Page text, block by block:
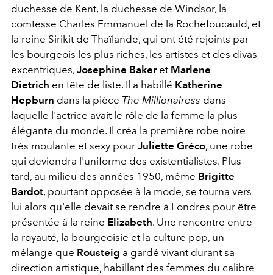
duchesse de Kent, la duchesse de Windsor, la
comtesse Charles Emmanuel de la Rochefoucauld, et
la reine Sirikit de Thaïlande, qui ont été rejoints par
les bourgeois les plus riches, les artistes et des divas
excentriques, Josephine Baker etMarlene
Dietrich en tête de liste. Il a habillé Katherine
Hepburn dans la pièce The Millionairess dans
laquelle l'actrice avait le rôle de la femme la plus
élégante du monde. Il créa la première robe noire
très moulante et sexy pour Juliette Gréco, une robe
qui deviendra l'uniforme des existentialistes. Plus
tard, au milieu des années 1950, même Brigitte
Bardot, pourtant opposée à la mode, se tourna vers
lui alors qu'elle devait se rendre à Londres pour être
présentée à la reine Elizabeth. Une rencontre entre
la royauté, la bourgeoisie et la culture pop, un
mélange que Rousteig a gardé vivant durant sa
direction artistique, habillant des femmes du calibre